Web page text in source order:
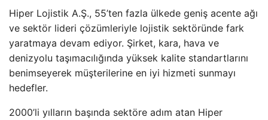
Hiper Lojistik A.Ş., 55’ten fazla ülkede geniş acente ağı
ve sektör lideri çözümleriyle lojistik sektöründe fark
yaratmaya devam ediyor. Şirket, kara, hava ve
denizyolu taşımacılığında yüksek kalite standartlarını
benimseyerek müşterilerine en iyi hizmeti sunmayı
hedefler.
2000’li yılların başında sektöre adım atan Hiper